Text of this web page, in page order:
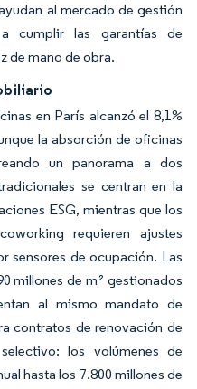
al mercado de gestión
cumplir las garantías de
de mano de obra.
en París alcanzó el 8,1%
la absorción de oficinas
un panorama a dos
se centran en la
ESG, mientras que los
requieren ajustes
sensores de ocupación. Las
millones de m² gestionados
al mismo mandato de
contratos de renovación de
los volúmenes de
hasta los 7.800 millones de